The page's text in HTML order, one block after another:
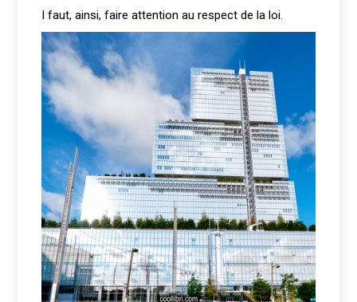
I faut, ainsi, faire attention au respect de la loi.